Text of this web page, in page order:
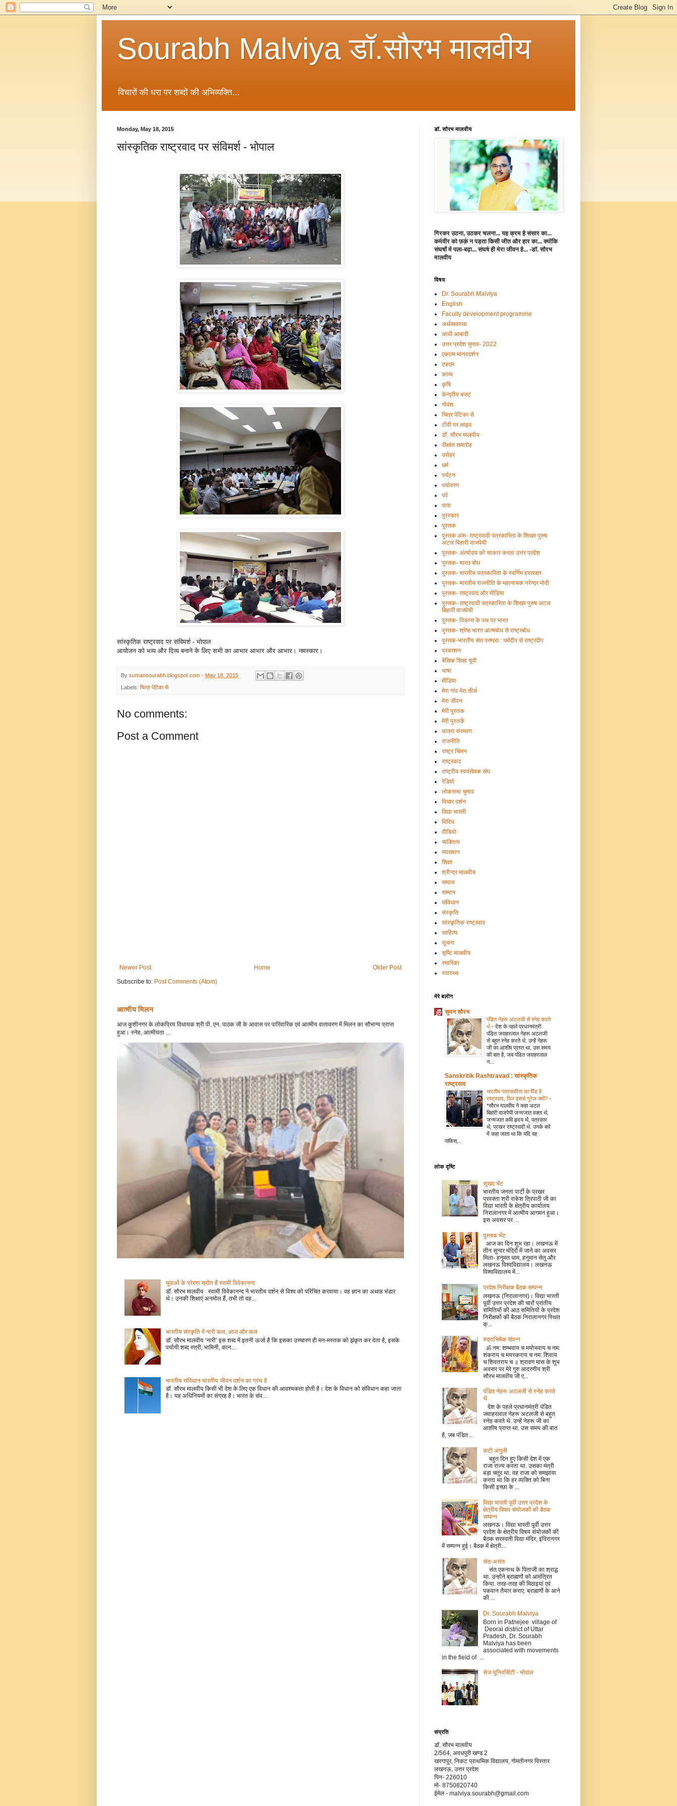
Sourabh Malviya डॉ.सौरभ मालवीय
विचारों की धरा पर शब्दों की अभिव्यक्ति...
Monday, May 18, 2015
सांस्कृतिक राष्ट्रवाद पर संविमर्श - भोपाल
सांस्कृतिक राष्ट्रवाद पर संविमर्श - भोपाल
आयोजन को भव्य और दिव्य बनाने के लिए सभी का आभार आभार और आभार। नमस्कार।
By sumansourabh.blogspot.com - May 18, 2015
Labels: चित्र पेटिका से
No comments:
Post a Comment
Newer Post Older Post
Home
Subscribe to: Post Comments (Atom)
आत्मीय मिलन
आज कुशीनगर के लोकप्रिय विधायक श्री पी. एन. पाठक जी के आवास पर पारिवारिक एवं आत्मीय वातावरण में मिलन का सौभाग्य प्राप्त
हुआ। स्नेह, आत्मीयता ...
युवाओं के प्रेरणा स्रोत हैं स्वामी विवेकानन्द
डॉ. सौरभ मालवीय स्वामी विवेकानन्द ने भारतीय दर्शन से विश्व को परिचित करवाया। वह ज्ञान का अथाह भंडार
थे। उनकी शिक्षाएं अनमोल हैं, तभी तो वह...
भारतीय संस्कृति में नारी कल, आज और कल
डॉ. सौरभ मालवीय ‘नारी’ इस शब्द में इतनी ऊर्जा है कि इसका उच्चारण ही मन-मस्तक को झंकृत कर देता है, इसके
पर्यायी शब्द स्त्री, भामिनी, कान...
भारतीय संविधान भारतीय जीवन दर्शन का ग्रंथ है
डॉ. सौरभ मालवीय किसी भी देश के लिए एक विधान की आवश्यकता होती है। देश के विधान को संविधान कहा जाता
है। यह अधिनियमों का संग्रह है। भारत के संव...
डॉ. सौरभ मालवीय
गिरकर उठना, उठकर चलना... यह क्रम है संसार का...
कर्मवीर को फ़र्क़ न पड़ता किसी जीत और हार का... क्योंकि
संघर्षों में पला-बढ़ा... संघर्ष ही मेरा जीवन है... -डॉ. सौरभ
मालवीय
विषय
Dr. Sourabh Malviya
English
Faculty development programme
अर्थव्यवस्था
आधी आबादी
उत्तर प्रदेश चुनाव- 2022
एकात्म मानवदर्शन
एफएम
काव्य
कृषि
केन्द्रीय बजट
गोवंश
चित्र पेटिका से
टीवी पर लाइव
डॉ. सौरभ मालवीय
दीक्षांत समारोह
धरोहर
धर्म
पर्यटन
पर्यावरण
पर्व
पापा
पुरस्कार
पुस्तक
पुस्तक अंश- राष्ट्रवादी पत्रकारिता के शिखर पुरुष
अटल बिहारी वाजपेयी
पुस्तक- अंत्योदय को साकार करता उत्तर प्रदेश
पुस्तक- भारत बोध
पुस्तक- भारतीय पत्रकारिता के स्वर्णिम हस्ताक्षर
पुस्तक- भारतीय राजनीति के महानायक नरेन्द्र मोदी
पुस्तक- राष्ट्रवाद और मीडिया
पुस्तक- राष्ट्रवादी पत्रकारिता के शिखर पुरुष अटल
बिहारी वाजपेयी
पुस्तक- विकास के पथ पर भारत
पुस्तक- श्रेष्ठ भारत आत्मबोध से राष्ट्रबोध
पुस्तक-भारतीय संत परम्परा : धर्मदीप से राष्ट्रदीप
प्रकाशन
बेसिक शिक्षा यूपी
भाषा
मीडिया
मेरा गांव मेरा तीर्थ
मेरा जीवन
मेरी पुस्तक
मेरी पुस्तकें
यात्रा संस्मरण
राजनीति
राष्ट्र चिंतन
राष्ट्रवाद
राष्ट्रीय स्वयंसेवक संघ
रेडियो
लोकसभा चुनाव
विचार दर्शन
विद्या भारती
विविध
वीडियो
व्यक्तित्व
व्याख्यान
शिक्षा
श्रीन्द्र मालवीय
समाज
सम्मान
संविधान
संस्कृति
सांस्कृतिक राष्ट्रवाद
साहित्य
सूचना
सृष्टि मालवीय
स्मारिका
स्वास्थ्य
मेरे बलॊग
सुमन सौरभ
पंडित नेहरू अटलजी से स्नेह करते
थे- देश के पहले प्रधानमंत्री
पंडित जवाहरलाल नेहरू अटलजी
से बहुत स्नेह करते थे. उन्हें नेहरू
जी का आशीष प्राप्त था. उस समय
की बात है, जब पंडित जवाहरलाल
न...
Sanskritik Rashtravad : सांस्कृतिक
राष्ट्रवाद
भारतीय पत्रकारिता का पिंड है
राष्ट्रवाद, फिर इससे गुरेज क्यों? -
*सौरभ मालवीय ने कहा अटल
बिहारी वाजपेयी जन्मजात वक्ता थे,
जन्मजात कवि हृदय थे, पत्रकार
थे, प्रखर राष्ट्रवादी थे. उनके बारे
में कहा जाता था कि यदि वह
पाकिस्...
लोक दृष्टि
सुखद भेंट
भारतीय जनता पार्टी के प्रखर
प्रवक्ता श्री राकेश त्रिपाठी जी का
विद्या भारती के क्षेत्रीय कार्यालय
निरालानगर में आत्मीय आगमन हुआ।
इस अवसर पर ...
पुस्तक भेंट
आज का दिन शुभ रहा। लखनऊ में
तीन सुन्दर मंदिरों में जाने का अवसर
मिला- हनुमत धाम, हनुमान सेतु और
लखनऊ विश्वविद्यालय। लखनऊ
विश्वविद्यालय में...
प्रदेश निरीक्षक बैठक सम्पन्न
लखनऊ (निरालानगर)। विद्या भारती
पूर्वी उत्तर प्रदेश की चारों प्रांतीय
समितियों की आठ समितियों के प्रदेश
निरीक्षकों की बैठक निरालानगर स्थित
क्...
रुद्राभिषेक संपन्न
ॐ नम: शम्भवाय च मयोभवाय च नम:
शंकराय च मयस्कराय च नम: शिवाय
च शिवतराय च ॥ श्रावण मास के शुभ
अवसर पर मेरे गुरु आदरणीय श्री
सौरभ मालवीय जी ए...
पंडित नेहरू अटलजी से स्नेह करते
थे
देश के पहले प्रधानमंत्री पंडित
जवाहरलाल नेहरू अटलजी से बहुत
स्नेह करते थे. उन्हें नेहरू जी का
आशीष प्राप्त था. उस समय की बात
है, जब पंडित...
कटी अंगुली
बहुत दिन हुए किसी देश में एक
राजा राज्य करता था. उसका मंत्री
बड़ा चतुर था. वह राजा को समझाया
करता था कि हर व्यक्ति को बिना
किसी इच्छा के ...
विद्या भारती पूर्वी उत्तर प्रदेश के
क्षेत्रीय विषय संयोजकों की बैठक
सम्पन्न
लखनऊ। विद्या भारती पूर्वी उत्तर
प्रदेश के क्षेत्रीय विषय संयोजकों की
बैठक सरस्वती विद्या मंदिर, इंदिरानगर
में सम्पन्न हुई। बैठक में क्षेत्री...
संत-असंत
संत एकनाथ के पिताजी का श्राद्ध
था. उन्होंने ब्राह्मणों को आमंत्रित
किया. तरह-तरह की मिठाइयां एवं
पकवान तैयार कराए. ब्राह्मणों के आने
की ...
Dr. Sourabh Malviya
Born in Patnejee village of
Deorai district of Uttar
Pradesh, Dr. Sourabh
Malviya has been
associated with movements
in the field of ...
सेज यूनिवर्सिटी - भोपाल
संप्रति
डॉ. सौरभ मालवीय
2/564, अवधपुरी खण्ड 2
खरगापुर, निकट प्राथमिक विद्यालय, गोमतीनगर विस्तार
लखनऊ, उत्तर प्रदेश
पिन- 226010
मो- 8750820740
ईमेल - malviya.sourabh@gmail.com